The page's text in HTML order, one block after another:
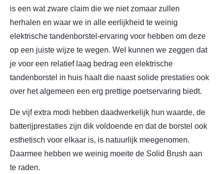
is een wat zware claim die we niet zomaar zullen
herhalen en waar we in alle eerlijkheid te weinig
elektrische tandenborstel-ervaring voor hebben om deze
op een juiste wijze te wegen. Wel kunnen we zeggen dat
je voor een relatief laag bedrag een elektrische
tandenborstel in huis haalt die naast solide prestaties ook
over het algemeen een erg prettige poetservaring biedt.
De vijf extra modi hebben daadwerkelijk hun waarde, de
batterijprestaties zijn dik voldoende en dat de borstel ook
esthetisch voor elkaar is, is natuurlijk meegenomen.
Daarmee hebben we weinig moeite de Solid Brush aan
te raden.